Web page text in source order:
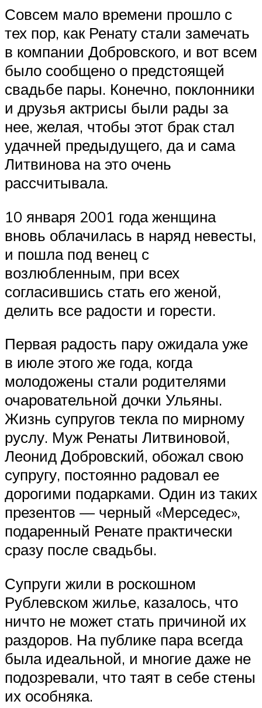
Совсем мало времени прошло с
тех пор, как Ренату стали замечать
в компании Добровского, и вот всем
было сообщено о предстоящей
свадьбе пары. Конечно, поклонники
и друзья актрисы были рады за
нее, желая, чтобы этот брак стал
удачней предыдущего, да и сама
Литвинова на это очень
рассчитывала.
10 января 2001 года женщина
вновь облачилась в наряд невесты,
и пошла под венец с
возлюбленным, при всех
согласившись стать его женой,
делить все радости и горести.
Первая радость пару ожидала уже
в июле этого же года, когда
молодожены стали родителями
очаровательной дочки Ульяны.
Жизнь супругов текла по мирному
руслу. Муж Ренаты Литвиновой,
Леонид Добровский, обожал свою
супругу, постоянно радовал ее
дорогими подарками. Один из таких
презентов — черный «Мерседес»,
подаренный Ренате практически
сразу после свадьбы.
Супруги жили в роскошном
Рублевском жилье, казалось, что
ничто не может стать причиной их
раздоров. На публике пара всегда
была идеальной, и многие даже не
подозревали, что таят в себе стены
их особняка.